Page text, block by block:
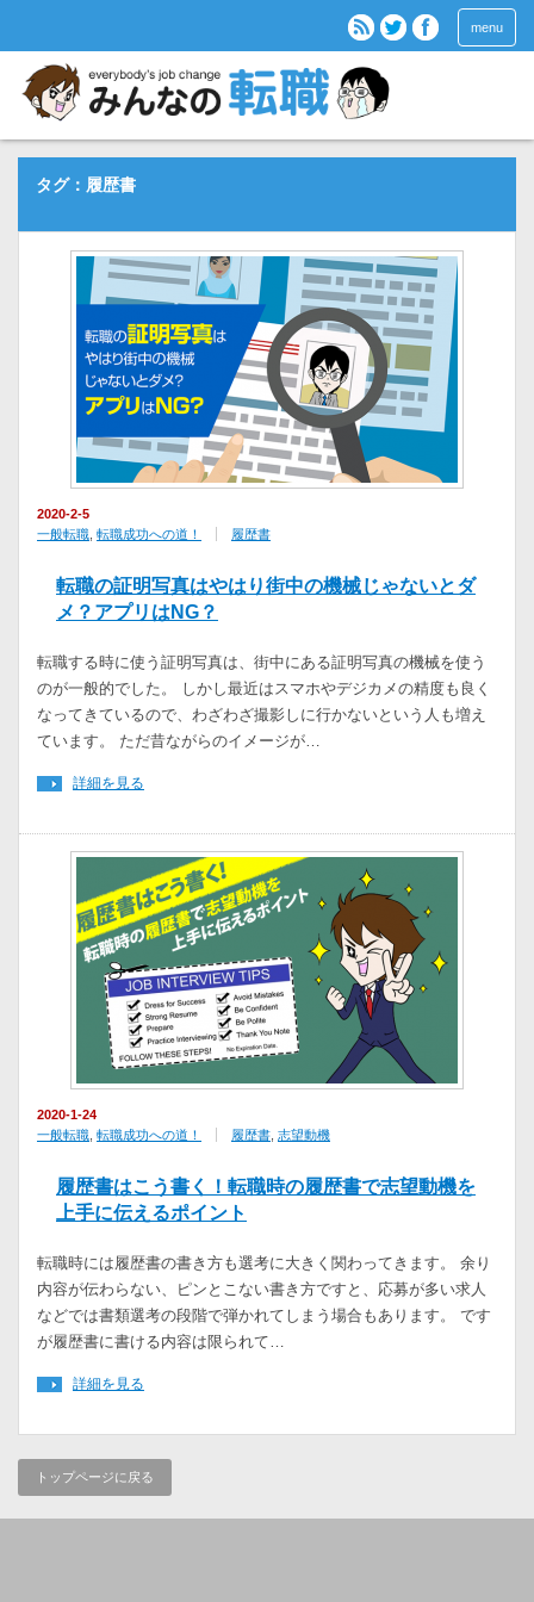
menu
タグ：履歴書
2020-2-5
一般転職 転職成功への道！ 履歴書
転職の証明写真はやはり街中の機械じゃないとダ
メ？アプリはNG？
転職する時に使う証明写真は、街中にある証明写真の機械を使う
のが一般的でした。 しかし最近はスマホやデジカメの精度も良く
なってきているので、わざわざ撮影しに行かないという人も増え
ています。 ただ昔ながらのイメージが…
詳細を見る
2020-1-24
一般転職 転職成功への道！ 履歴書 志望動機
履歴書はこう書く！転職時の履歴書で志望動機を
上手に伝えるポイント
転職時には履歴書の書き方も選考に大きく関わってきます。 余り
内容が伝わらない、ピンとこない書き方ですと、応募が多い求人
などでは書類選考の段階で弾かれてしまう場合もあります。 です
が履歴書に書ける内容は限られて…
詳細を見る
トップページに戻る